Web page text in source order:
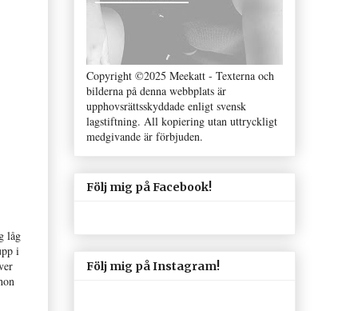
låg
i
Copyright ©2025 Meekatt - Texterna och
bilderna på denna webbplats är
upphovsrättsskyddade enligt svensk
lagstiftning. All kopiering utan uttryckligt
medgivande är förbjuden.
Följ mig på Facebook!
Följ mig på Instagram!